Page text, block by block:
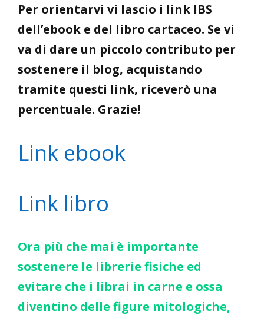
Per orientarvi vi lascio i link IBS
dell’ebook e del libro cartaceo. Se vi
va di dare un piccolo contributo per
sostenere il blog, acquistando
tramite questi link, riceverò una
percentuale. Grazie!
Link ebook
Link libro
Ora più che mai è importante
sostenere le librerie fisiche ed
evitare che i librai in carne e ossa
diventino delle figure mitologiche,